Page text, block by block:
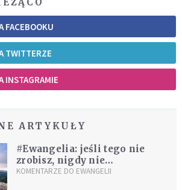
FACEBOOKU
TWITTERZE
INSTAGRAMIE
ARTYKUŁY
#Ewangelia: jeśli tego nie
zrobisz, nigdy nie
doświadczysz cudów
KOMENTARZE DO EWANGELII